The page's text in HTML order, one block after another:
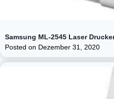
Samsung ML-2545 Laser
Posted on Dezember 31, 2020